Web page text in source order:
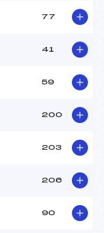
77
41
59
200
203
206
90